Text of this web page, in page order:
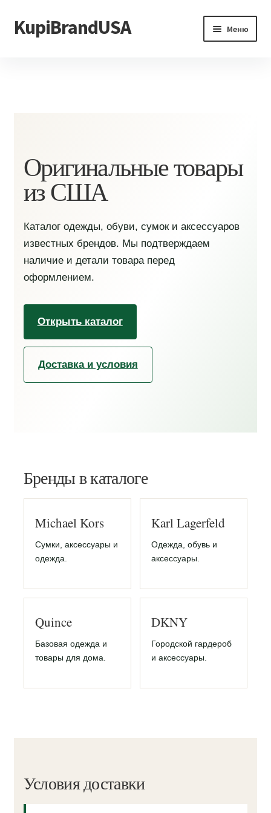
Перейти
к
Перейти
к
KupiBrandUSA Меню
Оригинальные товары
из США
Каталог одежды, обуви, сумок и аксессуаров
известных брендов. Мы подтверждаем
наличие и детали товара перед
оформлением.
Открыть каталог
Доставка и условия
Бренды в каталоге
Michael Kors
Сумки, аксессуары и
одежда.
Karl Lagerfeld
Одежда, обувь и
аксессуары.
Quince
Базовая одежда и
товары для дома.
DKNY
Городской гардероб
и аксессуары.
Условия доставки